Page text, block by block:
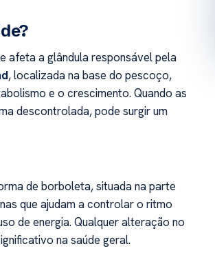
afeta a glândula responsável pela
, localizada na base do pescoço,
e o crescimento. Quando as
descontrolada, pode surgir um
de borboleta, situada na parte
que ajudam a controlar o ritmo
de energia. Qualquer alteração no
na saúde geral.